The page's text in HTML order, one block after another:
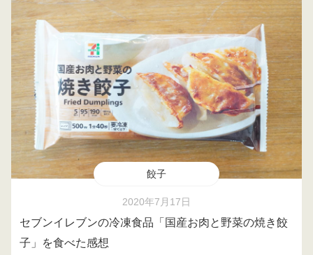
餃子
2020年7月17日
セブンイレブンの冷凍食品「国産お肉と野菜の焼き餃
子」を食べた感想